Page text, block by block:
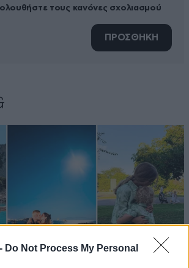
Do Not Process My Personal
τους κανόνες σχολιασμού
ΠΡΟΣΘΗΚΗ